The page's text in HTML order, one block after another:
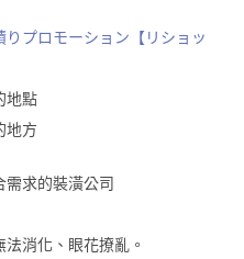
プロモーション【リショッ
地點
地方
需求的裝潢公司
消化、眼花撩亂。